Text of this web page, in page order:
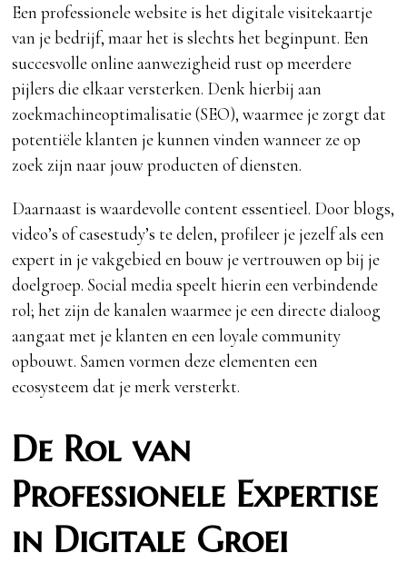
Een professionele website is het digitale visitekaartje
van je bedrijf, maar het is slechts het beginpunt. Een
succesvolle online aanwezigheid rust op meerdere
pijlers die elkaar versterken. Denk hierbij aan
zoekmachineoptimalisatie (SEO), waarmee je zorgt dat
potentiële klanten je kunnen vinden wanneer ze op
zoek zijn naar jouw producten of diensten.
Daarnaast is waardevolle content essentieel. Door blogs,
video’s of casestudy’s te delen, profileer je jezelf als een
expert in je vakgebied en bouw je vertrouwen op bij je
doelgroep. Social media speelt hierin een verbindende
rol; het zijn de kanalen waarmee je een directe dialoog
aangaat met je klanten en een loyale community
opbouwt. Samen vormen deze elementen een
ecosysteem dat je merk versterkt.
De Rol van
Professionele Expertise
in Digitale Groei